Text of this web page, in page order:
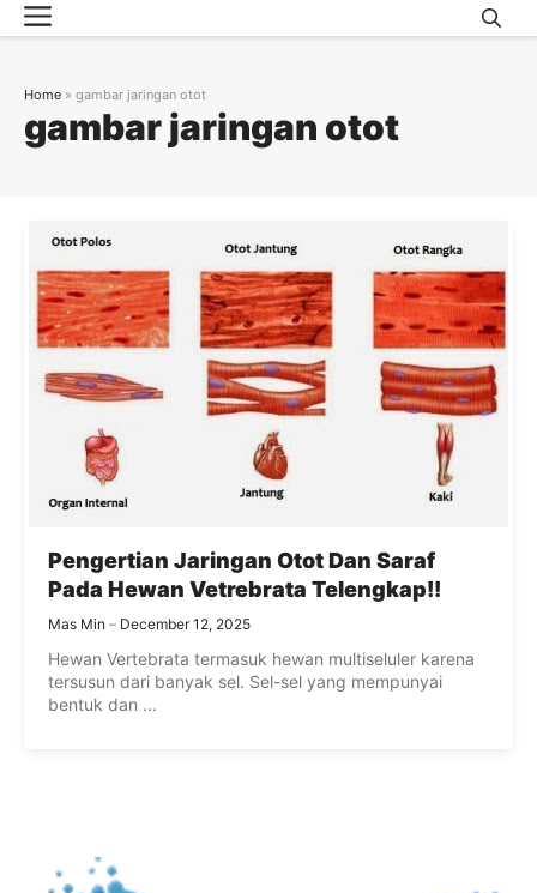
Skip
to
Menu
gambar jaringan otot
Home » gambar jaringan otot
Pengertian Jaringan Otot Dan Saraf
Pada Hewan Vetrebrata Telengkap!!
Mas Min December 12, 2025
Hewan Vertebrata termasuk hewan multiseluler karena
tersusun dari banyak sel. Sel-sel yang mempunyai
bentuk dan ...